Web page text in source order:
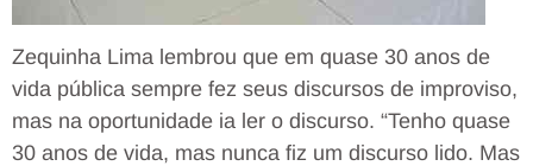
Zequinha Lima lembrou que em quase 30 anos de
vida pública sempre fez seus discursos de improviso,
mas na oportunidade ia ler o discurso. “Tenho quase
30 anos de vida, mas nunca fiz um discurso lido. Mas